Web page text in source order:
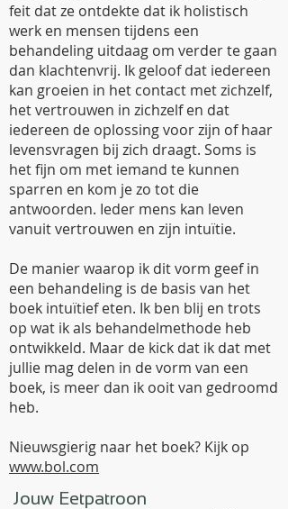
feit dat ze ontdekte dat ik holistisch
werk en mensen tijdens een
behandeling uitdaag om verder te gaan
dan klachtenvrij. Ik geloof dat iedereen
kan groeien in het contact met zichzelf,
het vertrouwen in zichzelf en dat
iedereen de oplossing voor zijn of haar
levensvragen bij zich draagt. Soms is
het fijn om met iemand te kunnen
sparren en kom je zo tot die
antwoorden. Ieder mens kan leven
vanuit vertrouwen en zijn intuïtie.
De manier waarop ik dit vorm geef in
een behandeling is de basis van het
boek intuïtief eten. Ik ben blij en trots
op wat ik als behandelmethode heb
ontwikkeld. Maar de kick dat ik dat met
jullie mag delen in de vorm van een
boek, is meer dan ik ooit van gedroomd
heb.
Nieuwsgierig naar het boek? Kijk op
www.bol.com
Jouw Eetpatroon